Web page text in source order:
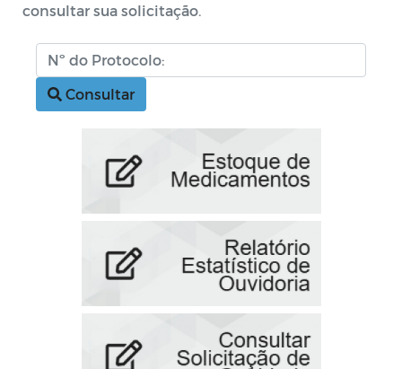
consultar sua solicitação.
Consultar